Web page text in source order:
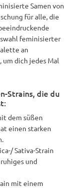
Samen von
für alle, die
feminisierter
an
um dich jedes Mal
Strains, die du
dem süßen
einen starken
Sativa-Strain
und
mit einem